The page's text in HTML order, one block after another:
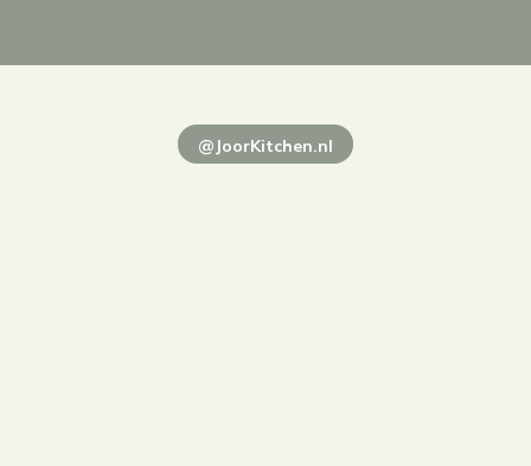
@JoorKitchen.nl